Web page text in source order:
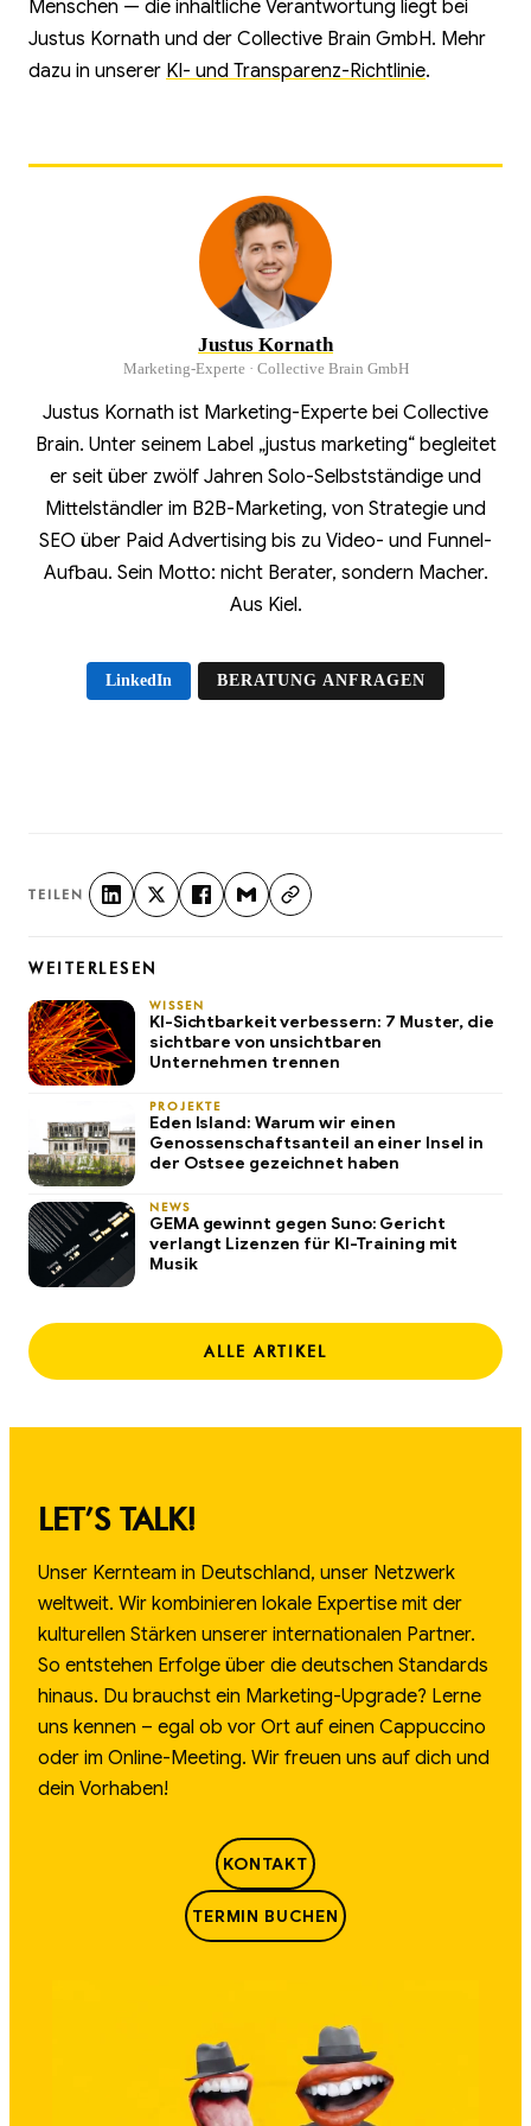
Menschen — die inhaltliche Verantwortung liegt bei
Justus Kornath und der Collective Brain GmbH. Mehr
dazu in unserer KI- und Transparenz-Richtlinie.
Justus Kornath
Marketing-Experte · Collective Brain GmbH
Justus Kornath ist Marketing-Experte bei Collective
Brain. Unter seinem Label „justus marketing“ begleitet
er seit über zwölf Jahren Solo-Selbstständige und
Mittelständler im B2B-Marketing, von Strategie und
SEO über Paid Advertising bis zu Video- und Funnel-
Aufbau. Sein Motto: nicht Berater, sondern Macher.
Aus Kiel.
LinkedIn BERATUNG ANFRAGEN
TEILEN
WEITERLESEN
WISSEN
KI-Sichtbarkeit verbessern: 7 Muster, die
sichtbare von unsichtbaren
Unternehmen trennen
PROJEKTE
Eden Island: Warum wir einen
Genossenschaftsanteil an einer Insel in
der Ostsee gezeichnet haben
NEWS
GEMA gewinnt gegen Suno: Gericht
verlangt Lizenzen für KI-Training mit
Musik
ALLE ARTIKEL
LET’S TALK!
Unser Kernteam in Deutschland, unser Netzwerk
weltweit. Wir kombinieren lokale Expertise mit der
kulturellen Stärken unserer internationalen Partner.
So entstehen Erfolge über die deutschen Standards
hinaus. Du brauchst ein Marketing-Upgrade? Lerne
uns kennen – egal ob vor Ort auf einen Cappuccino
oder im Online-Meeting. Wir freuen uns auf dich und
dein Vorhaben!
KONTAKT
TERMIN BUCHEN